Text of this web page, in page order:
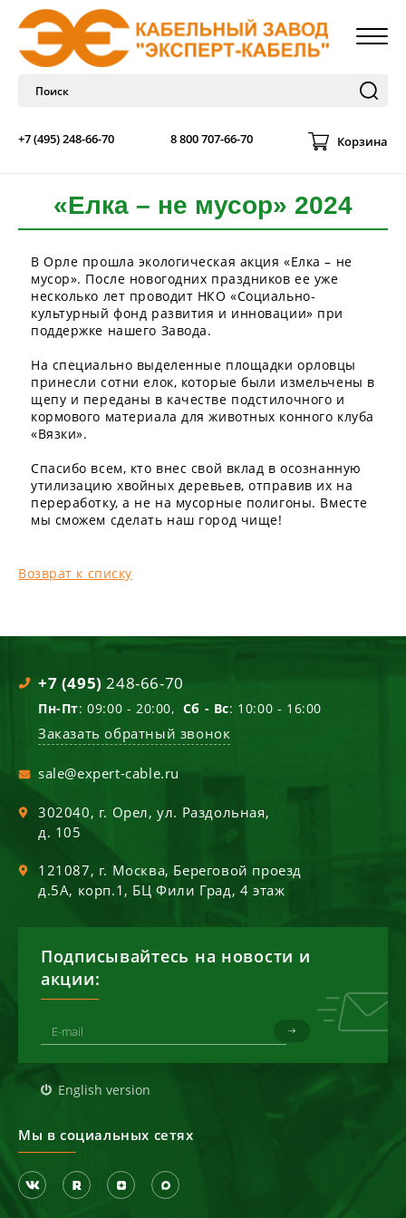
+7 (495) 248-66-70 8 800 707-66-70 Корзина
«Елка – не мусор» 2024
В Орле прошла экологическая акция «Елка – не
мусор». После новогодних праздников ее уже
несколько лет проводит НКО «Социально-
культурный фонд развития и инновации» при
поддержке нашего Завода.
На специально выделенные площадки орловцы
принесли сотни елок, которые были измельчены в
щепу и переданы в качестве подстилочного и
кормового материала для животных конного клуба
«Вязки».
Спасибо всем, кто внес свой вклад в осознанную
утилизацию хвойных деревьев, отправив их на
переработку, а не на мусорные полигоны. Вместе
мы сможем сделать наш город чище!
Возврат к списку
+7 (495) 248-66-70
Пн-Пт: 09:00 - 20:00, Сб - Вс: 10:00 - 16:00
Заказать обратный звонок
sale@expert-cable.ru
302040, г. Орел,ул. Раздольная,
д. 105
121087, г. Москва, Береговой проезд
д.5А, корп.1, БЦ Фили Град, 4 этаж
Подписывайтесь на новости и
акции:
English version
Мы в социальных сетях